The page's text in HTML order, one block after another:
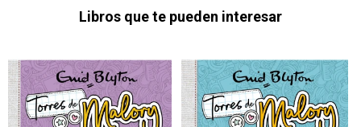
Libros que te pueden interesar